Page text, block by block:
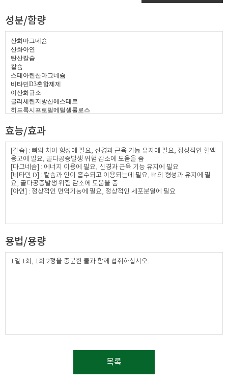
성분/함량
산화마그네슘
산화아연
탄산칼슘
칼슘
스테아린산마그네슘
비타민D3혼합제제
이산화규소
글리세린지방산에스테르
히드록시프로필메틸셀룰로스
효능/효과
[칼슘] : 뼈와 치아 형성에 필요, 신경과 근육 기능 유지에 필요, 정상적인 혈액
응고에 필요, 골다공증발생 위험 감소에 도움을 줌
[마그네슘] : 에너지 이용에 필요, 신경과 근육 기능 유지에 필요
[비타민 D] : 칼슘과 인이 흡수되고 이용되는데 필요, 뼈의 형성과 유지에 필
요, 골다공증발생 위험 감소에 도움을 줌
[아연] : 정상적인 면역기능에 필요, 정상적인 세포분열에 필요
용법/용량
1일 1회, 1회 2정을 충분한 물과 함께 섭취하십시오.
목록